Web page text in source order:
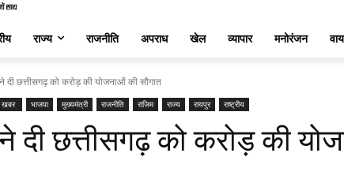
राज्य राजनीति अपराध खेल व्यापार मनोरंजन
दी छत्तीसगढ़ को करोड़ की योजनाओं की सौगात
खबर भाजपा मुख्यमंत्री राजनीति राजिम राज्य रायपुर राष्ट्रीय
दी छत्तीसगढ़ को करोड़ की